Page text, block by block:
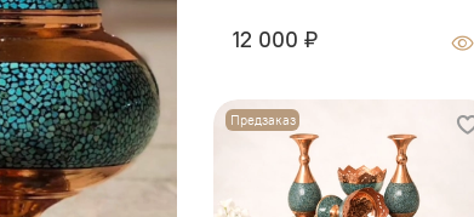
12 000 ₽
Предзаказ